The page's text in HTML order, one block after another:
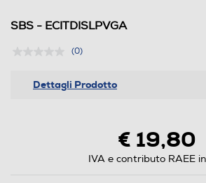
SBS - ECITDISLPVGA
(0)
Dettagli Prodotto
€ 19,80
IVA e contributo RAEE